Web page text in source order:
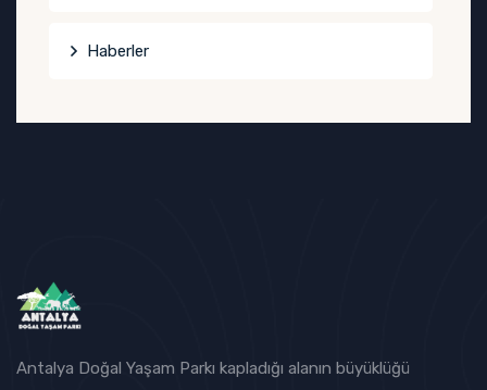
Haberler
Antalya Doğal Yaşam Parkı kapladığı alanın büyüklüğü